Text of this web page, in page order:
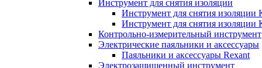
Инструмент для снятия изоляции
Инструмент для снятия изоляции
Инструмент для снятия
Контрольно-измерительный инструмент
Электрические паяльники и аксессуары
Паяльники и аксессуары Rexant
Электрозащищенный инструмент